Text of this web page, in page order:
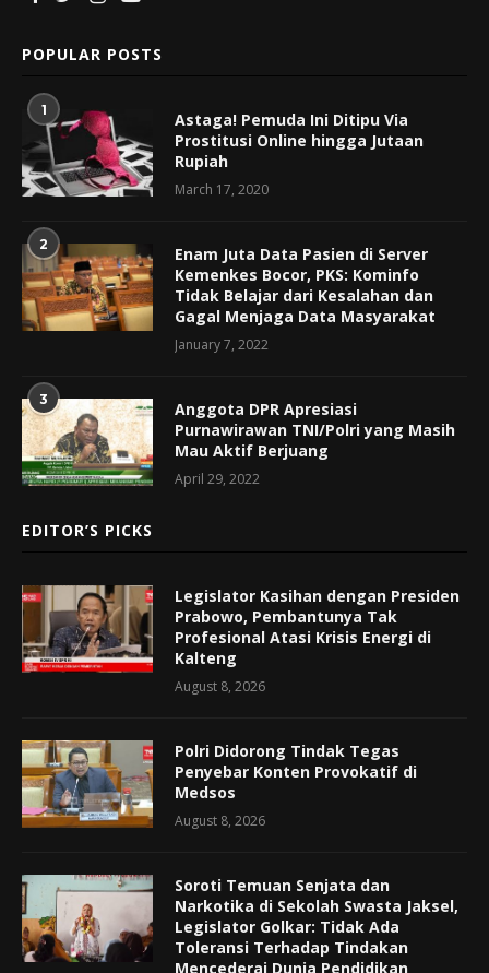
POPULAR POSTS
1
Astaga! Pemuda Ini Ditipu Via
Prostitusi Online hingga Jutaan
Rupiah
March 17, 2020
2
Enam Juta Data Pasien di Server
Kemenkes Bocor, PKS: Kominfo
Tidak Belajar dari Kesalahan dan
Gagal Menjaga Data Masyarakat
January 7, 2022
3
Anggota DPR Apresiasi
Purnawirawan TNI/Polri yang Masih
Mau Aktif Berjuang
April 29, 2022
EDITOR’S PICKS
Legislator Kasihan dengan Presiden
Prabowo, Pembantunya Tak
Profesional Atasi Krisis Energi di
Kalteng
August 8, 2026
Polri Didorong Tindak Tegas
Penyebar Konten Provokatif di
Medsos
August 8, 2026
Soroti Temuan Senjata dan
Narkotika di Sekolah Swasta Jaksel,
Legislator Golkar: Tidak Ada
Toleransi Terhadap Tindakan
Mencederai Dunia Pendidikan